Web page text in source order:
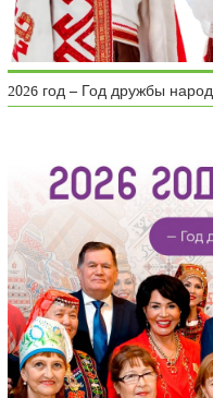
2026 год – Год дружбы